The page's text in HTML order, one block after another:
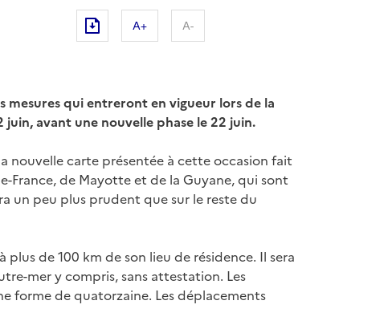
A+ A-
mesures qui entreront en vigueur lors de la
avant une nouvelle phase le 22 juin.
nouvelle carte présentée à cette occasion fait
France, de Mayotte et de la Guyane, qui sont
un peu plus prudent que sur le reste du
de 100 km de son lieu de résidence. Il sera
mer y compris, sans attestation. Les
forme de quatorzaine. Les déplacements